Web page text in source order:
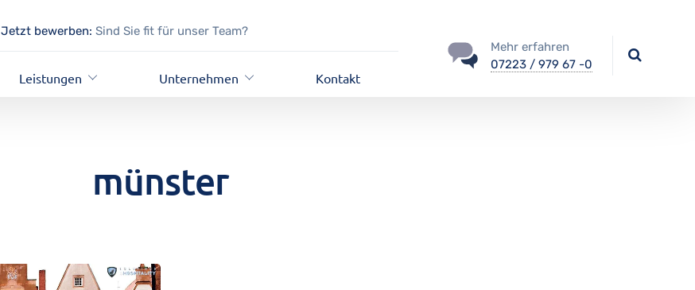
Jetzt bewerben: Sind Sie fit für unser Team?
Leistungen Unternehmen Kontakt
Mehr erfahren
07223 / 979 67 -0
münster